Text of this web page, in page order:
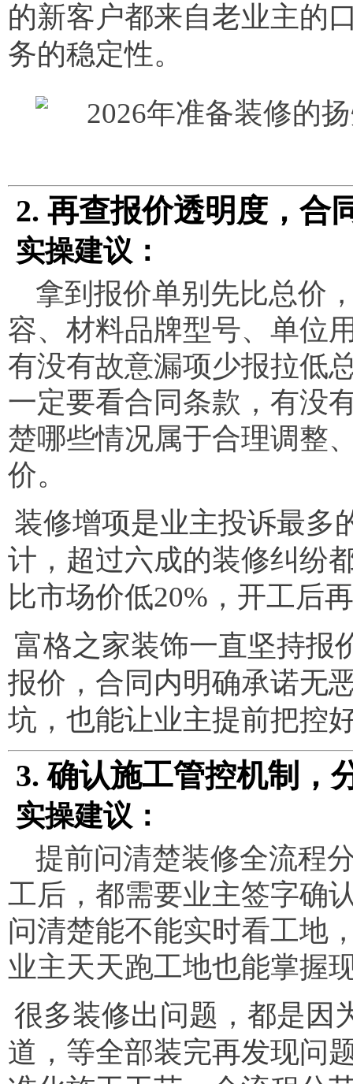
的新客户都来自老业主的
务的稳定性。
2. 再查报价透明度，合
实操建议：
拿到报价单别先比总价
容、材料品牌型号、单位
有没有故意漏项少报拉低
一定要看合同条款，有没
楚哪些情况属于合理调整
价。
装修增项是业主投诉最多
计，超过六成的装修纠纷
比市场价低20%，开工后
富格之家装饰一直坚持报
报价，合同内明确承诺无
坑，也能让业主提前把控
3. 确认施工管控机制，
实操建议：
提前问清楚装修全流程
工后，都需要业主签字确
问清楚能不能实时看工地
业主天天跑工地也能掌握
很多装修出问题，都是因
道，等全部装完再发现问